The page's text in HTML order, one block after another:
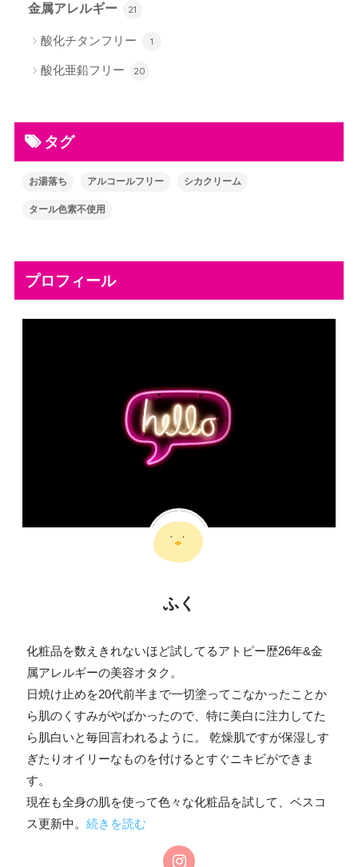
金属アレルギー 21
酸化チタンフリー 1
酸化亜鉛フリー 20
タグ
お湯落ち アルコールフリー シカクリーム
タール色素不使用
プロフィール
ふく
化粧品を数えきれないほど試してるアトピー歴26年&金
属アレルギーの美容オタク。
日焼け止めを20代前半まで一切塗ってこなかったことか
ら肌のくすみがやばかったので、特に美白に注力してた
ら肌白いと毎回言われるように。 乾燥肌ですが保湿しす
ぎたりオイリーなものを付けるとすぐニキビができま
す。
現在も全身の肌を使って色々な化粧品を試して、ベスコ
ス更新中。 続きを読む